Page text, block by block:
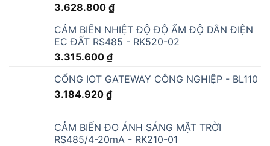
3.628.800 ₫
CẢM BIẾN NHIỆT ĐỘ ĐỘ ẨM ĐỘ DẪN ĐIỆN
EC ĐẤT RS485 - RK520-02
3.315.600 ₫
CỔNG IOT GATEWAY CÔNG NGHIỆP - BL110
3.184.920 ₫
CẢM BIẾN ĐO ÁNH SÁNG MẶT TRỜI
RS485/4-20mA - RK210-01